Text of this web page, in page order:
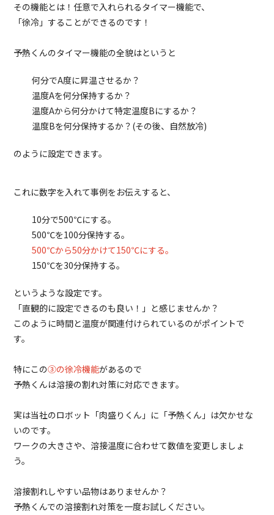
その機能とは！任意で入れられるタイマー機能で、
「徐冷」することができるのです！
予熱くんのタイマー機能の全貌はというと
何分でA度に昇温させるか？
温度Aを何分保持するか？
温度Aから何分かけて特定温度Bにするか？
温度Bを何分保持するか？(その後、自然放冷)
のように設定できます。
これに数字を入れて事例をお伝えすると、
10分で500℃にする。
500℃を100分保持する。
500℃から50分かけて150℃にする。
150℃を30分保持する。
というような設定です。
「直観的に設定できるのも良い！」と感じませんか？
このように時間と温度が関連付けられているのがポイントで
す。
特にこの③の徐冷機能があるので
予熱くんは溶接の割れ対策に対応できます。
実は当社のロボット「肉盛りくん」に「予熱くん」は欠かせな
いのです。
ワークの大きさや、溶接温度に合わせて数値を変更しましょ
う。
溶接割れしやすい品物はありませんか？
予熱くんでの溶接割れ対策を一度お試しください。